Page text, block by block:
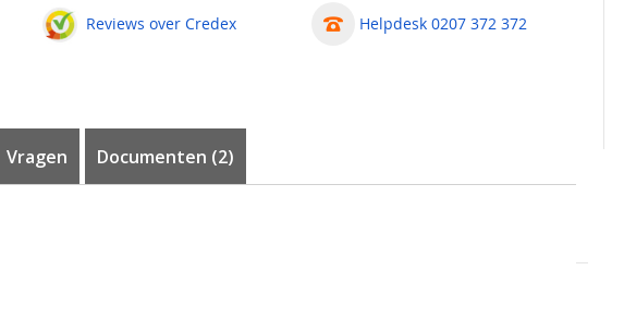
Reviews over Credex Helpdesk 0207 372 372
Vragen Documenten (2)